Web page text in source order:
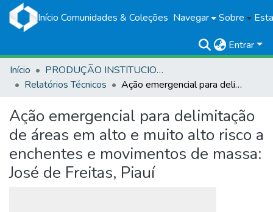
Início Comunidades & Coleções Navegar Sobre
Entrar
Início
PRODUÇÃO INSTITUCIONAL
Relatórios Técnicos
Ação emergencial para delimitação de áreas em alto e muito alto risco a enchentes e movimentos de massa: José de Freitas, Piauí
Ação emergencial para delimitação
de áreas em alto e muito alto risco a
enchentes e movimentos de massa:
José de Freitas, Piauí